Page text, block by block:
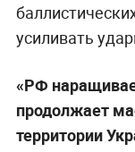
усиливать
«РФ
продолжает
территории